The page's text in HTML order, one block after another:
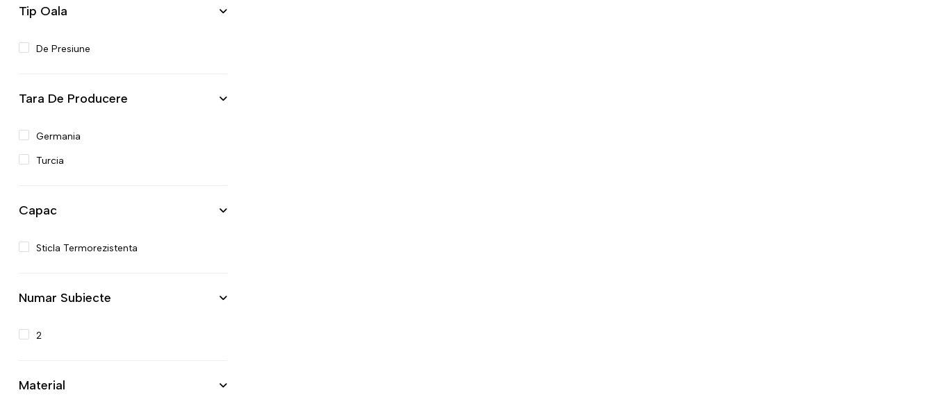
Tip Oala
De Presiune
Tara De Producere
Germania
Turcia
Capac
Sticla Termorezistenta
Numar Subiecte
2
Material